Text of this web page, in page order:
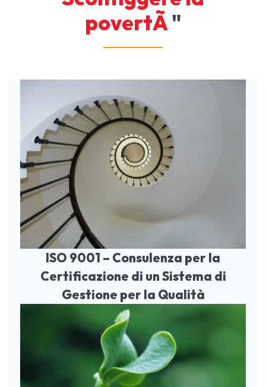
povertÃ"
ISO 9001 – Consulenza per la
Certificazione di un Sistema di
Gestione per la Qualità